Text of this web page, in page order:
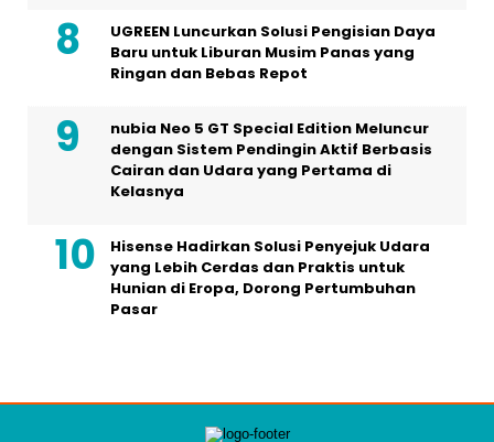
UGREEN Luncurkan Solusi Pengisian Daya
Baru untuk Liburan Musim Panas yang
Ringan dan Bebas Repot
nubia Neo 5 GT Special Edition Meluncur
dengan Sistem Pendingin Aktif Berbasis
Cairan dan Udara yang Pertama di
Kelasnya
Hisense Hadirkan Solusi Penyejuk Udara
yang Lebih Cerdas dan Praktis untuk
Hunian di Eropa, Dorong Pertumbuhan
Pasar